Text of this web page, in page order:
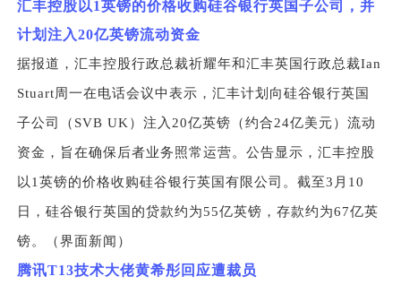
汇丰控股以1英镑的价格收购硅谷银行英国子公司，并
计划注入20亿英镑流动资金
据报道，汇丰控股行政总裁祈耀年和汇丰英国行政总裁Ian
Stuart周一在电话会议中表示，汇丰计划向硅谷银行英国
子公司（SVB UK）注入20亿英镑（约合24亿美元）流动
资金，旨在确保后者业务照常运营。公告显示，汇丰控股
以1英镑的价格收购硅谷银行英国有限公司。截至3月10
日，硅谷银行英国的贷款约为55亿英镑，存款约为67亿英
镑。（界面新闻）
腾讯T13技术大佬黄希彤回应遭裁员